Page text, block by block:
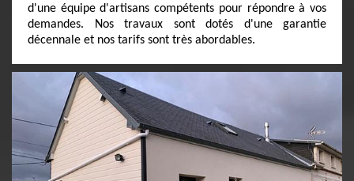
d'une équipe d'artisans compétents pour répondre à vos
demandes. Nos travaux sont dotés d'une garantie
décennale et nos tarifs sont très abordables.